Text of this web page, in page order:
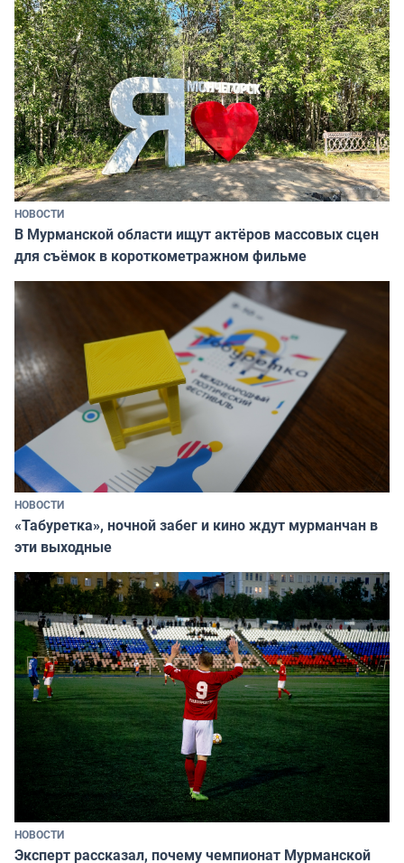
НОВОСТИ
В Мурманской области ищут актёров массовых сцен
для съёмок в короткометражном фильме
НОВОСТИ
«Табуретка», ночной забег и кино ждут мурманчан в
эти выходные
НОВОСТИ
Эксперт рассказал, почему чемпионат Мурманской